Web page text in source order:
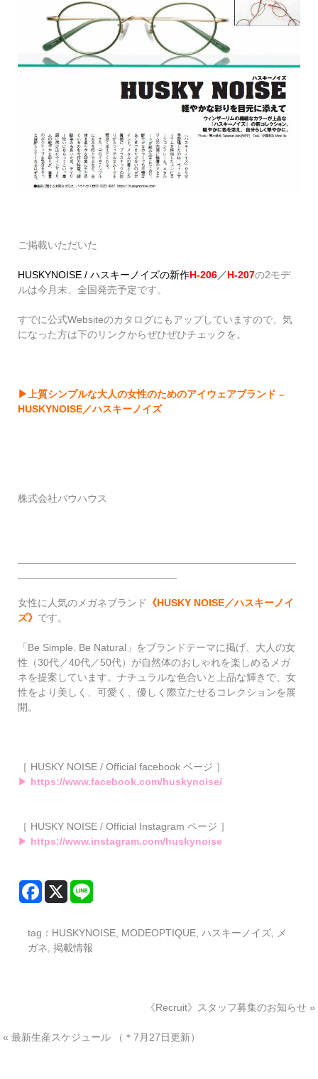
ご掲載いただいた
HUSKYNOISE / ハスキーノイズの新作H-206／H-207の2モデ
ルは今月末、全国発売予定です。
すでに公式Websiteのカタログにもアップしていますので、気
になった方は下のリンクからぜひぜひチェックを。
▶上質シンプルな大人の女性のためのアイウェアブランド –
HUSKYNOISE／ハスキーノイズ
株式会社バウハウス
女性に人気のメガネブランド
《HUSKY NOISE／ハスキーノイ
ズ》 です。
「Be Simple. Be Natural」をブランドテーマに掲げ、大人の女
性（30代／40代／50代）が自然体のおしゃれを楽しめるメガ
ネを提案しています。ナチュラルな色合いと上品な輝きで、女
性をより美しく、可愛く、優しく際立たせるコレクションを展
開。
［ HUSKY NOISE / Official facebook ページ ］
▶ https://www.facebook.com/huskynoise/
［ HUSKY NOISE / Official Instagram ページ ］
▶ https://www.instagram.com/huskynoise
tag： HUSKYNOISE, MODEOPTIQUE,ハスキーノイズ, メ
ガネ,掲載情報
《Recruit》スタッフ募集のお知らせ»
«最新生産スケジュール （＊7月27日更新）